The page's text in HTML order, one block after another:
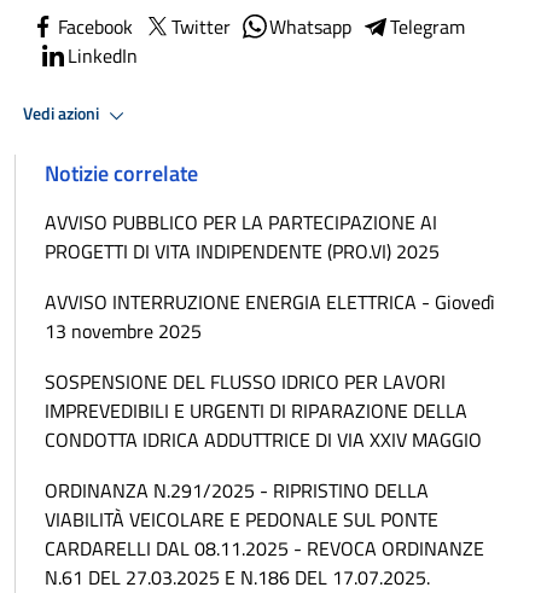
Facebook Twitter Whatsapp
Telegram
LinkedIn
Vedi azioni
Notizie correlate
AVVISO PUBBLICO PER LA PARTECIPAZIONE AI
PROGETTI DI VITA INDIPENDENTE (PRO.VI) 2025
AVVISO INTERRUZIONE ENERGIA ELETTRICA - Giovedì
13 novembre 2025
SOSPENSIONE DEL FLUSSO IDRICO PER LAVORI
IMPREVEDIBILI E URGENTI DI RIPARAZIONE DELLA
CONDOTTA IDRICA ADDUTTRICE DI VIA XXIV MAGGIO
ORDINANZA N.291/2025 - RIPRISTINO DELLA
VIABILITÀ VEICOLARE E PEDONALE SUL PONTE
CARDARELLI DAL 08.11.2025 - REVOCA ORDINANZE
N.61 DEL 27.03.2025 E N.186 DEL 17.07.2025.